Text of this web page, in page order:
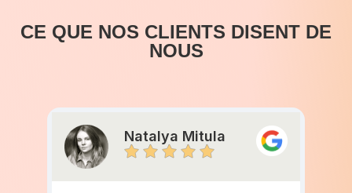
CE QUE NOS CLIENTS DISENT DE
NOUS
Natalya Mitula